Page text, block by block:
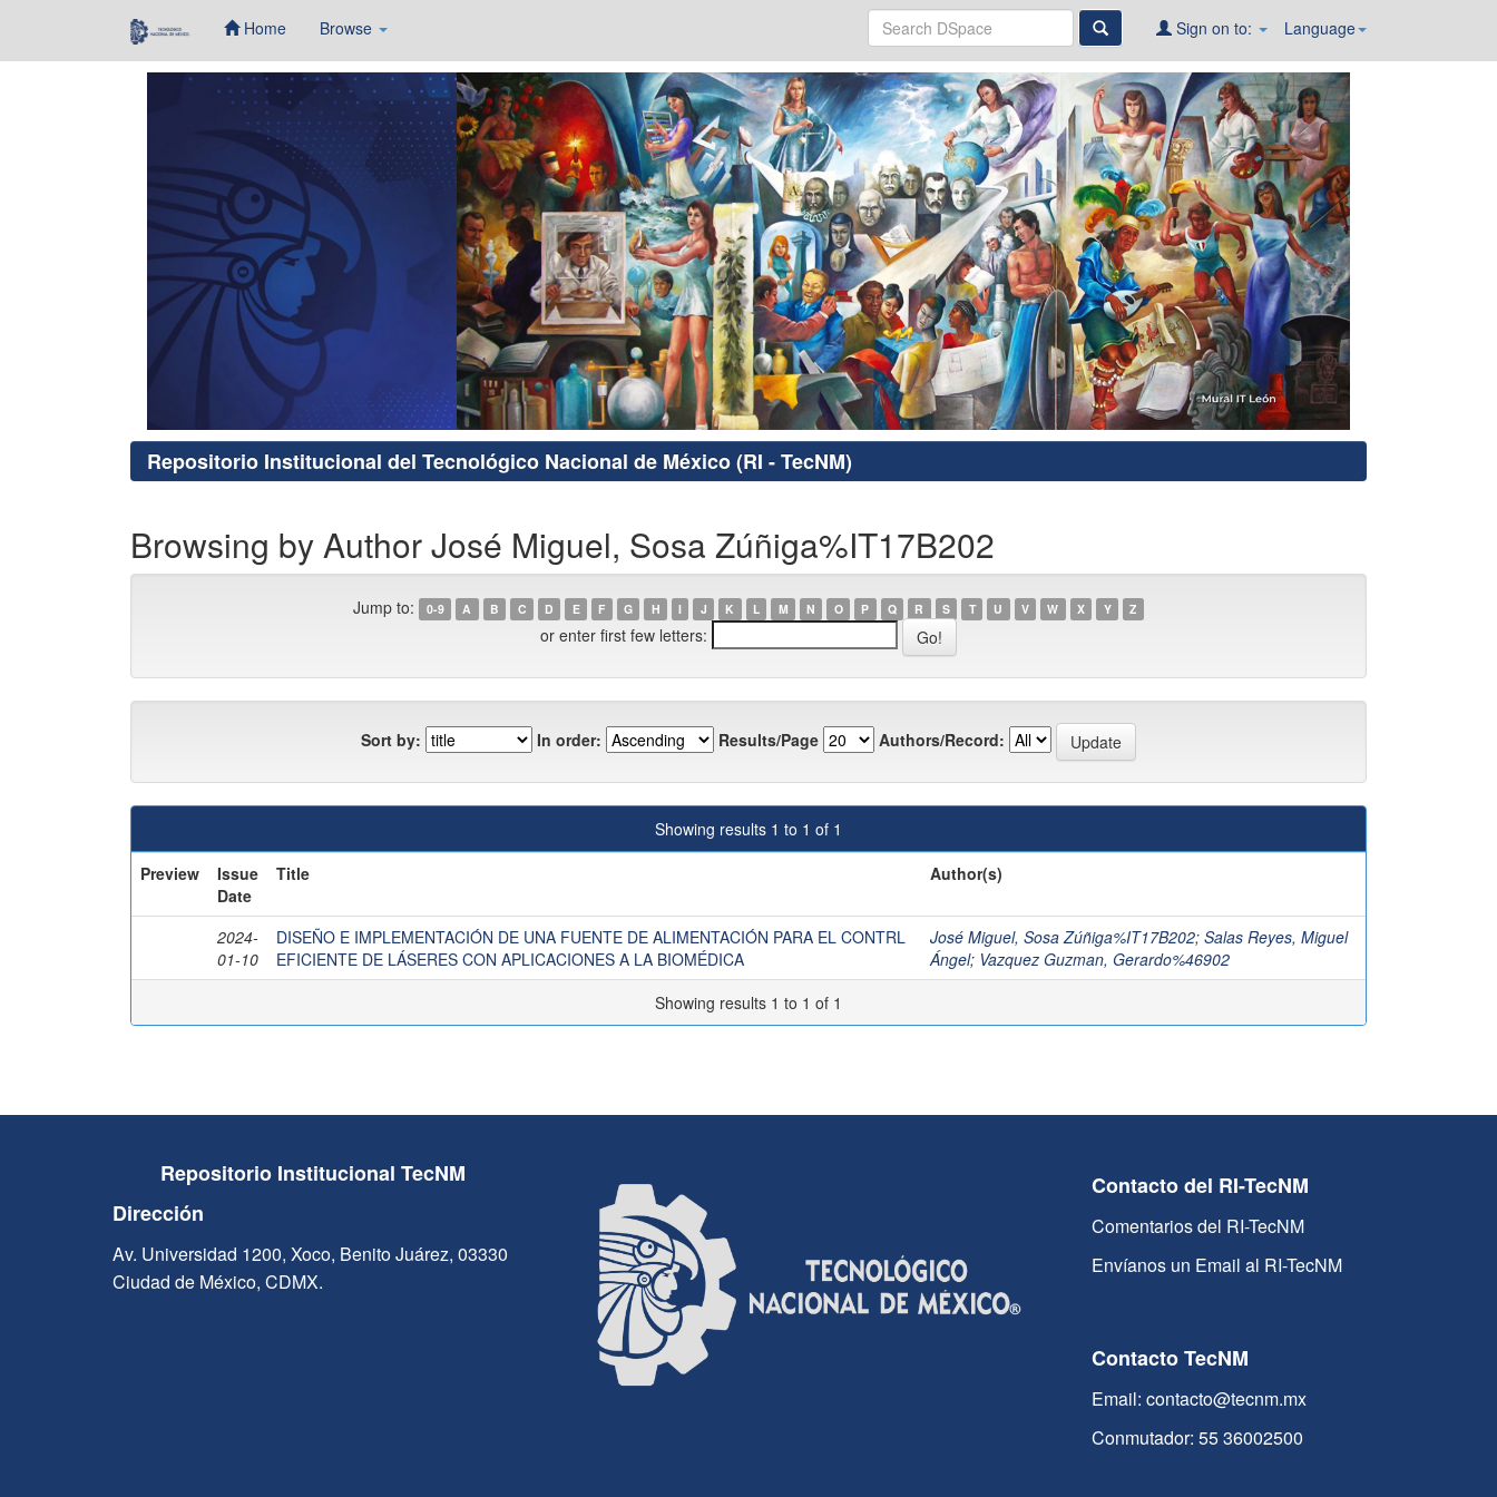
Home Browse Language
Sign on to:
Repositorio Institucional del Tecnológico Nacional de México (RI - TecNM)
Browsing by Author José Miguel, Sosa Zúñiga%IT17B202
Jump to: 0-9 A B C D E F G H I J K L M N O P Q R S T U V W X Y Z
or enter first few letters:
Sort by: In order: Results/Page Authors/Record:
Showing results 1 to 1 of 1
Preview
Issue
Date
Title Author(s)
2024-
01-10
DISEÑO E IMPLEMENTACIÓN DE UNA FUENTE DE ALIMENTACIÓN PARA EL CONTRL
EFICIENTE DE LÁSERES CON APLICACIONES A LA BIOMÉDICA
José Miguel, Sosa Zúñiga%IT17B202; Salas Reyes, Miguel
Ángel; Vazquez Guzman, Gerardo%46902
Showing results 1 to 1 of 1
Repositorio Institucional TecNM
Dirección
Av. Universidad 1200, Xoco, Benito Juárez, 03330
Ciudad de México, CDMX.
Contacto del RI-TecNM
Comentarios del RI-TecNM
Envíanos un Email al RI-TecNM
Contacto TecNM
Email: contacto@tecnm.mx
Conmutador: 55 36002500